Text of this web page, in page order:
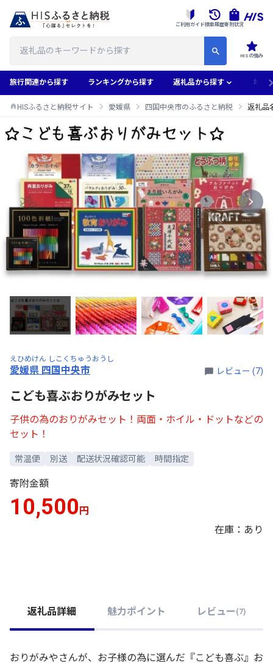
HISの強み
ご利用ガイド検索履歴寄附状況
旅行関連から探す ランキングから探す 返礼品から探す 地域
HISふるさと納税サイト 愛媛県 四国中央市のふるさと納税 返礼品
えひめけん しこくちゅうおうし
愛媛県 四国中央市 レビュー (7)
こども喜ぶおりがみセット
子供の為のおりがみセット！両面・ホイル・ドットなどの
セット！
常温便 別送 配送状況確認可能 時間指定
寄附金額
10,500 円
在庫：あり
返礼品詳細 魅力ポイント レビュー (7)
おりがみやさんが、お子様の為に選んだ『こども喜ぶ』お